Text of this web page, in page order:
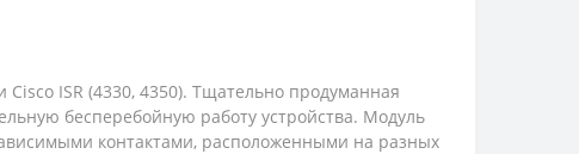
ISR (4330, 4350). Тщательно продуманная
бесперебойную работу устройства. Модуль
контактами, расположенными на разных